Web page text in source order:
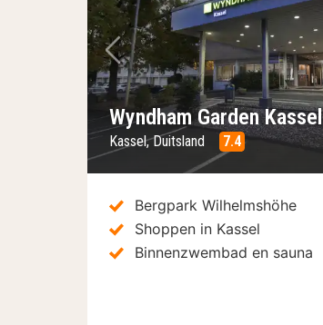
Vorige foto
Wyndham Garden Kassel
Kassel, Duitsland 7.4
Bergpark Wilhelmshöhe
Shoppen in Kassel
Binnenzwembad en sauna